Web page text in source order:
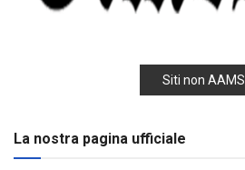
Siti non AAMS
La nostra pagina ufficiale